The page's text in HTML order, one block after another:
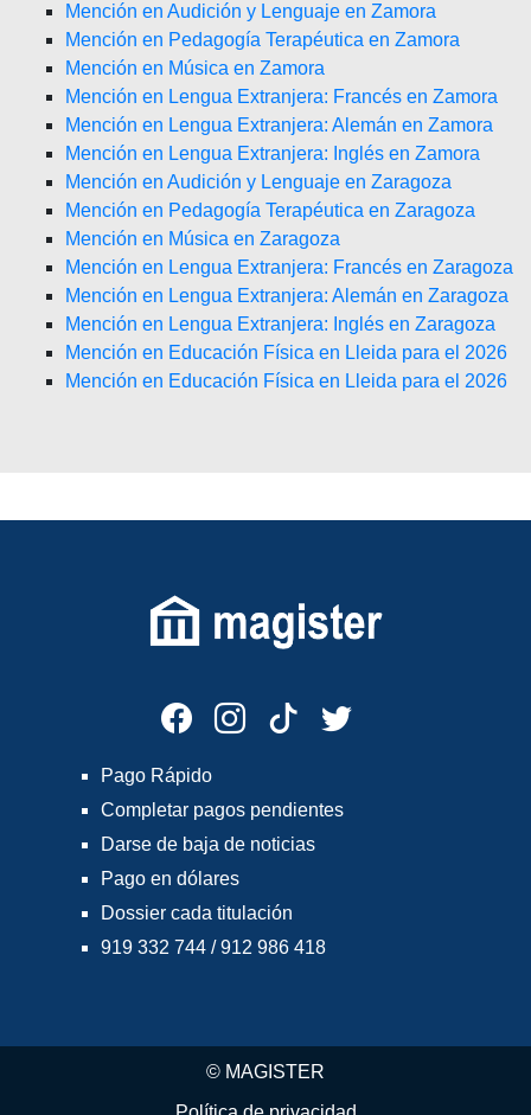
Mención en Audición y Lenguaje en Zamora
Mención en Pedagogía Terapéutica en Zamora
Mención en Música en Zamora
Mención en Lengua Extranjera: Francés en Zamora
Mención en Lengua Extranjera: Alemán en Zamora
Mención en Lengua Extranjera: Inglés en Zamora
Mención en Audición y Lenguaje en Zaragoza
Mención en Pedagogía Terapéutica en Zaragoza
Mención en Música en Zaragoza
Mención en Lengua Extranjera: Francés en Zaragoza
Mención en Lengua Extranjera: Alemán en Zaragoza
Mención en Lengua Extranjera: Inglés en Zaragoza
Mención en Educación Física en Lleida para el 2026
Mención en Educación Física en Lleida para el 2026
Pago Rápido
Completar pagos pendientes
Darse de baja de noticias
Pago en dólares
Dossier cada titulación
919 332 744 / 912 986 418
© MAGISTER